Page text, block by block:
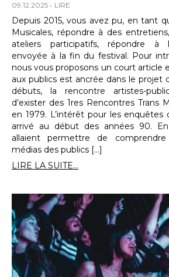
09.12.2025 LIRE
Depuis 2015, vous avez pu, en tant
Musicales, répondre à des
ateliers participatifs, répondre à
envoyée à la fin du festival. Pour
nous vous proposons un court article
aux publics est ancrée dans le projet
débuts, la rencontre artistes-
d’exister des 1res Rencontres Trans
en 1979. L’intérêt pour les enquêtes
arrivé au début des années 90.
allaient permettre de
médias des publics […]
LIRE LA SUITE...